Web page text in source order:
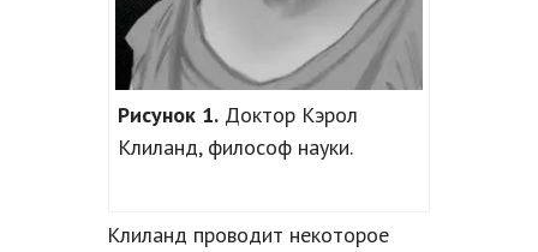
Рисунок 1.Доктор Кэрол
Клиланд, философ науки.
Клиланд проводит некоторое